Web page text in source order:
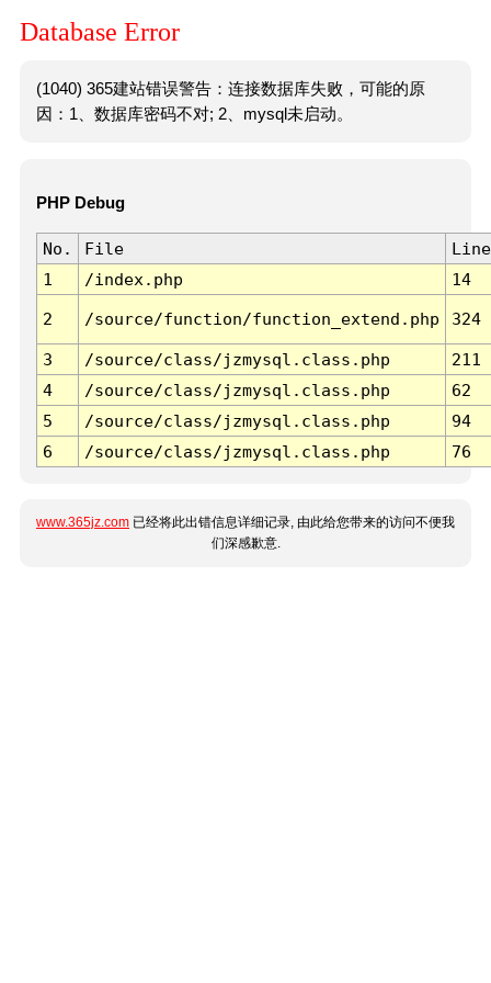
Database Error
(1040) 365建站错误警告：连接数据库失败，可能的原
因：1、数据库密码不对; 2、mysql未启动。
PHP Debug
No. File
Line
1
/index.php 14
2 /source/function/function_extend.php 324
3 /source/class/jzmysql.class.php
211
4
/source/class/jzmysql.class.php
62
5
/source/class/jzmysql.class.php
94
6
/source/class/jzmysql.class.php 76
www.365jz.com 已经将此出错信息详细记录, 由此给您带来的访问不便我
们深感歉意.